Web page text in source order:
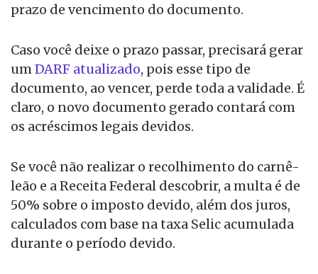
prazo de vencimento do documento.
Caso você deixe o prazo passar, precisará gerar
umDARF atualizado, pois esse tipo de
documento, ao vencer, perde toda a validade. É
claro, o novo documento gerado contará com
os acréscimos legais devidos.
Se você não realizar o recolhimento do carnê-
leão e a Receita Federal descobrir, a multa é de
50% sobre o imposto devido, além dos juros,
calculados com base na taxa Selic acumulada
durante o período devido.